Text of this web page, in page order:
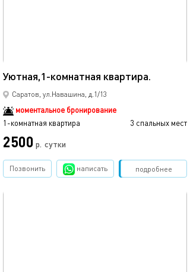
Уютная,1-комнатная квартира.
Саратов, ул.Навашина, д.1/13
моментальное бронирование
1-комнатная квартира
3 спальных мест
2500 р. сутки
подробнее
Позвонить написать Забронировать